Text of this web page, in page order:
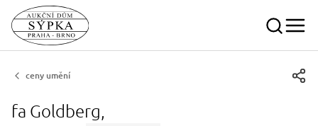
ceny umění
fa Goldberg,